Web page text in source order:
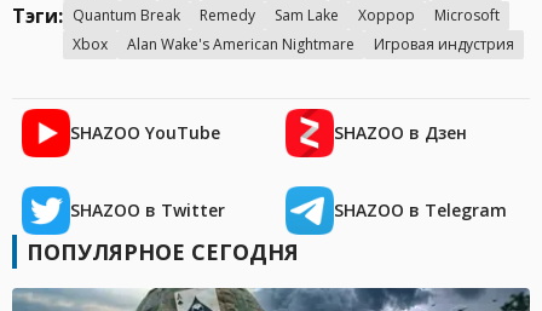
Тэги: Quantum Break
Remedy Sam Lake Хоррор
Microsoft
Xbox
Alan Wake's American Nightmare Игровая индустрия
SHAZOO YouTube SHAZOO в Дзен
SHAZOO в Twitter SHAZOO в Telegram
ПОПУЛЯРНОЕ СЕГОДНЯ